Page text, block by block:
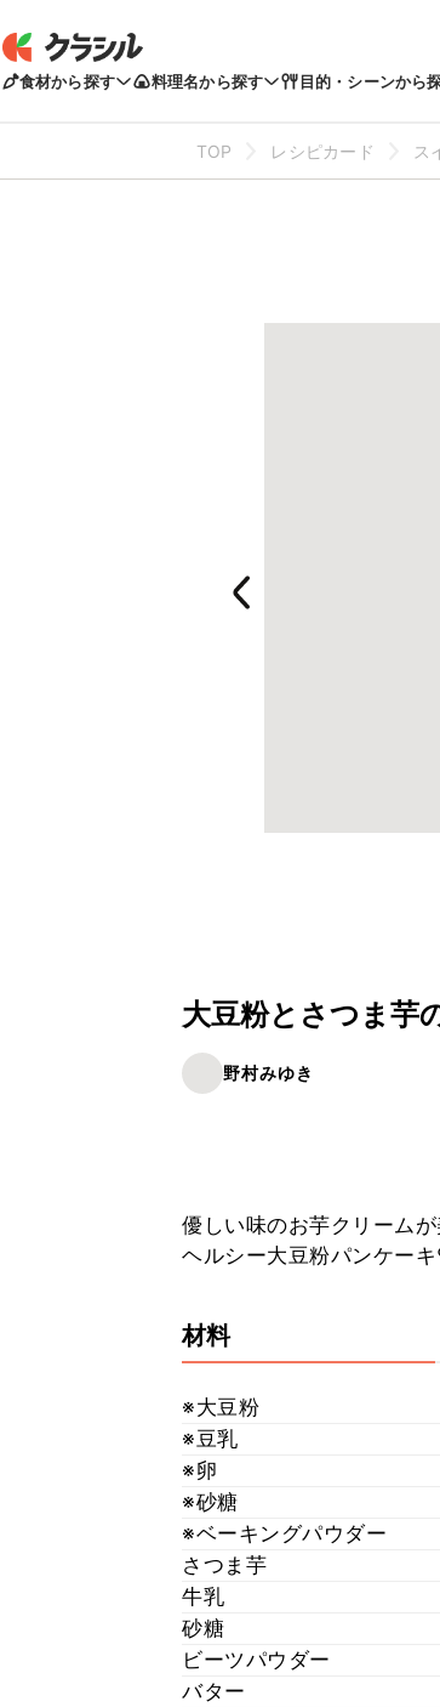
食材から探す 料理名から探す 目的・シーンから
TOP レシピカード ス
大豆粉とさつま芋
野村みゆき
優しい味のお芋クリームが
ヘルシー大豆粉パンケー
材料
※大豆粉
※豆乳
※卵
※砂糖
※ベーキングパウダー
さつま芋
牛乳
砂糖
ビーツパウダー
バター